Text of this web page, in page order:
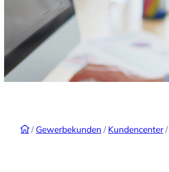
/ Gewerbekunden / Kundencenter/